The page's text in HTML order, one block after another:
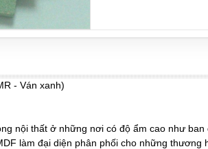
- Ván xanh)
nội thất ở những nơi có độ ẩm cao như ban
làm đại diện phân phối cho những